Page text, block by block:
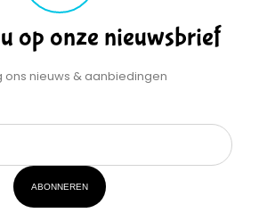
op onze nieuwsbrief
ons nieuws & aanbiedingen
ABONNEREN